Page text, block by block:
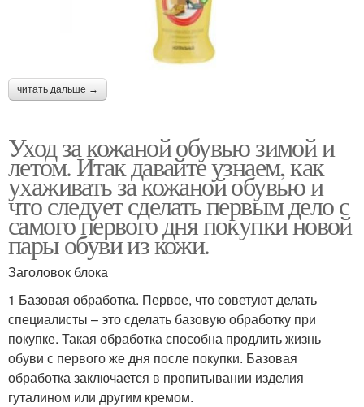
читать дальше →
Уход за кожаной обувью зимой и
летом. Итак давайте узнаем, как
ухаживать за кожаной обувью и
что следует сделать первым дело с
самого первого дня покупки новой
пары обуви из кожи.
Заголовок блока
1 Базовая обработка. Первое, что советуют делать
специалисты – это сделать базовую обработку при
покупке. Такая обработка способна продлить жизнь
обуви с первого же дня после покупки. Базовая
обработка заключается в пропитывании изделия
гуталином или другим кремом.